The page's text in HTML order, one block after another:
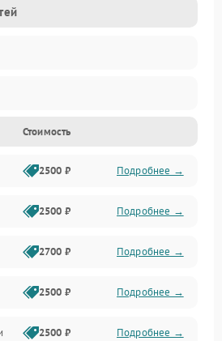
Стоимость
2500 ₽ Подробнее →
2500 ₽ Подробнее →
2700 ₽ Подробнее →
2500 ₽ Подробнее →
2500 ₽ Подробнее →